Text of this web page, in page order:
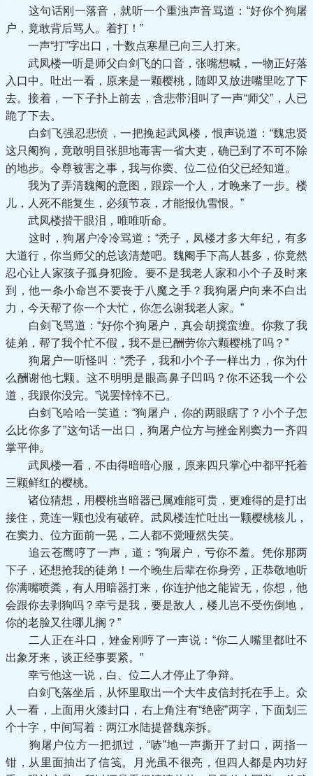
这句话刚一落音，就听一个重浊声音骂道：“好你个狗屠
户，竟敢背后骂人。着打！”
一声“打”字出口，十数点寒星已向三人打来。
武凤楼一听是师父白剑飞的口音，张嘴想喊，一物正好落
入口中。吐出一看，原来是一颗樱桃，随即又放进嘴里吃了下
去。接着，一下子扑上前去，含悲带泪叫了一声“师父”，人已
跪了下去。
白剑飞强忍悲愤，一把挽起武凤楼，恨声说道：“魏忠贤
这只阉狗，竟敢明目张胆地毒害一省大吏，确已到了不可不除
的地步。令尊被害之事，我与你窦、位二位伯父已经知道。
我为了弄清魏阉的意图，跟踪一个人，才晚来了一步。楼
儿，人死不能复生，必须节哀，才能报仇雪恨。”
武凤楼揩干眼泪，唯唯听命。
这时，狗屠户冷冷骂道：“秃子，凤楼才多大年纪，有多
大道行，你当师父的总该清楚吧。魏阉手下高人甚多，你竟然
忍心让人家孩子孤身犯险。要不是我老人家和小个子及时来
到，他一条小命岂不要丧于八魔之手？我狗屠户向来不白出
力，今天帮了你一个大忙，你怎么谢我老人家。”
白剑飞骂道：“好你个狗屠户，真会胡搅蛮缠。你救了我
徒弟，帮了我个忙不假，我不是已酬劳你六颗樱桃了吗？”
狗屠户一听怪叫：“秃子，我和小个子一样出力，你为什
么酬谢他七颗。这不明明是眼高鼻子凹吗？你不还我一个公
道，我跟你没完。”说罢悻悻不已。
白剑飞哈哈一笑道：“狗屠户，你的两眼瞎了？小个子怎
么比你多了”这句话一出口，狗屠户位方与挫金刚窦力一齐四
掌平伸。
武凤楼一看，不由得暗暗心服，原来四只掌心中都平托着
三颗鲜红的樱桃。
诸位猜想，用樱桃当暗器已属难能可贵，更难得的是打出
接住，竟连一颗也没有破碎。武凤楼连忙吐出一颗樱桃核儿，
在窦力、位方面前一晃，二人都不觉哑然失笑。
追云苍鹰哼了一声，道：“狗屠户，亏你不羞。凭你那两
下子，还想抢我的徒弟！一个晚生后辈在你身旁，正恭敬地听
你满嘴喷粪，有人用暗器打来，你连护他之能皆无，你想，他
会跟你去剥狗吗？幸亏是我，要是敌人，楼儿岂不受伤倒地，
你的老脸又往哪儿搁？”
二人正在斗口，矬金刚哼了一声说：“你二人嘴里都吐不
出象牙来，谈正经事要紧。”
幸亏他这一说，白、位二人才停止了争辩。
白剑飞落坐后，从怀里取出一个大牛皮信封托在手上。众
人一看，上面用火漆封口，右上角注有“绝密”两字，下面划三
个十字，中间写着：两江水陆提督魏亲拆。
狗屠户位方一把抓过，“哧”地一声撕开了封口，两指一
钳，从里面抽出了信笺。月光虽不很亮，但四人都是内功好